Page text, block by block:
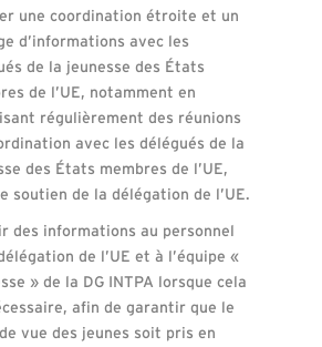
une coordination étroite et un
d’informations avec les
de la jeunesse des États
de l’UE, notamment en
régulièrement des réunions
avec les délégués de la
des États membres de l’UE,
soutien de la délégation de l’UE.
des informations au personnel
de l’UE et à l’équipe «
» de la DG INTPA lorsque cela
afin de garantir que le
vue des jeunes soit pris en